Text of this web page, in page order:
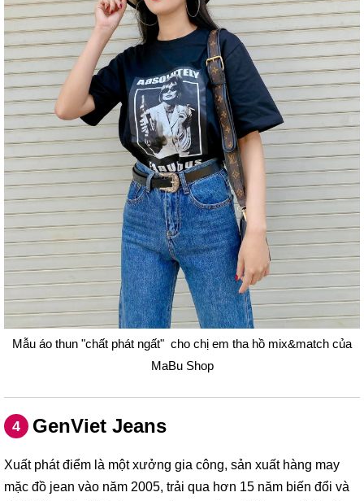
Mẫu áo thun "chất phát ngất" cho chị em tha hồ mix&match của
MaBu Shop
4 GenViet Jeans
Xuất phát điểm là một xưởng gia công, sản xuất hàng may
mặc đồ jean vào năm 2005, trải qua hơn 15 năm biến đổi và